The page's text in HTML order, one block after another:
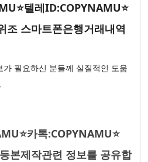
텔레ID:COPYNAMU⭐
조 스마트폰은행거래내역
필요하신 분들께 실질적인 도움
카톡:COPYNAMU⭐
본제작관련 정보를 공유합